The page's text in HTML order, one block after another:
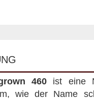
460 ist eine
wie der Name